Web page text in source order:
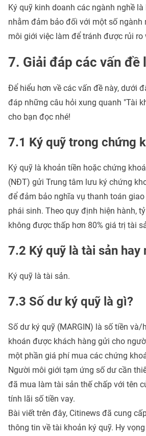
Ký quỹ kinh doanh các ngành nghề
nhằm đảm bảo đối với một số ngành
môi giới việc làm để tránh được rủi ro
7. Giải đáp các vấn đề
Để hiểu hơn về các vấn đề này, dưới
đáp những câu hỏi xung quanh "Tài
cho bạn đọc nhé!
7.1 Ký quỹ trong chứng
Ký quỹ là khoản tiền hoặc chứng
(NĐT) gửi Trung tâm lưu ký chứng
để đảm bảo nghĩa vụ thanh toán
phái sinh. Theo quy định hiện hành,
không được thấp hơn 80% giá trị tài
7.2 Ký quỹ là tài sản hay
Ký quỹ là tài sản.
7.3 Số dư ký quỹ là gì?
Số dư ký quỹ (MARGIN) là số tiền và/
khoán được khách hàng gửi cho
một phần giá phí mua các chứng
Người môi giới tạm ứng số dư cần
đã mua làm tài sản thế chấp với tên
tính lãi số tiền vay.
Bài viết trên đây, Citinews đã cung
thông tin về tài khoản ký quỹ. Hy